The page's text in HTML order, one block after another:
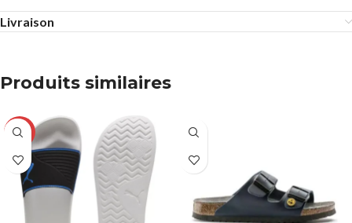
Livraison
Produits similaires
-23%